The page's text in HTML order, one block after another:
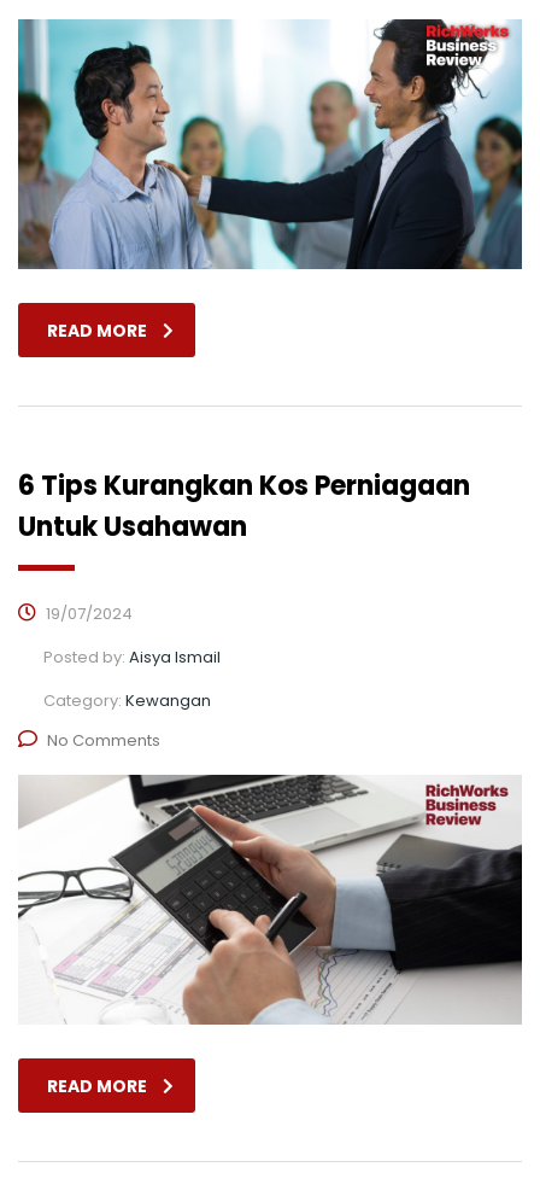
READ MORE
6 Tips Kurangkan Kos Perniagaan
Untuk Usahawan
19/07/2024
Posted by: Aisya Ismail
Category: Kewangan
No Comments
READ MORE